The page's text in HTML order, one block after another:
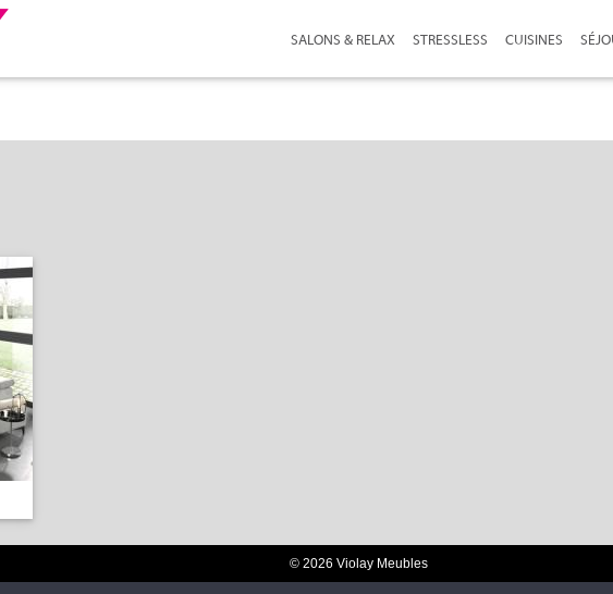
SALONS & RELAX STRESSLESS CUISINES
© 2026 Violay Meubles